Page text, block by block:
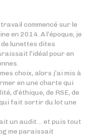
commencé sur le
en 2014. A l’époque, je
lunettes dites
l’idéal pour en
choix, alors j’ai mis à
en une charte qui
d’éthique, de RSE, de
fait sortir du lot une
un audit… et puis tout
me paraissait